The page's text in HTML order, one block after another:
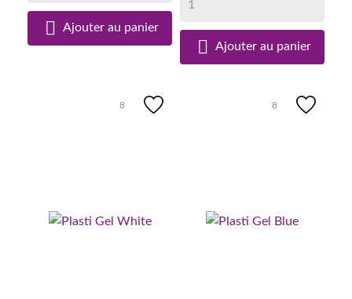
 Ajouter au panier
 Ajouter au panier
8 8